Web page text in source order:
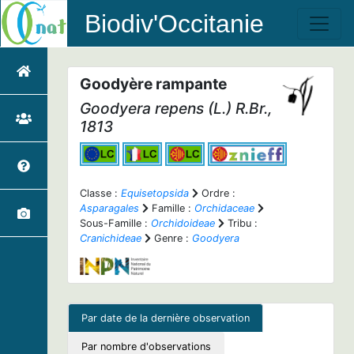
Biodiv'Occitanie
Goodyère rampante
Goodyera repens (L.) R.Br.,
1813
Classe : Equisetopsida
Ordre :
Asparagales
Famille : Orchidaceae
Sous-Famille : Orchidoideae
Tribu :
Cranichideae
Genre : Goodyera
Par date de la dernière observation
Par nombre d'observations